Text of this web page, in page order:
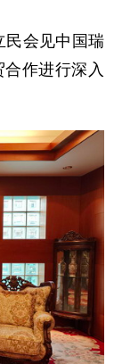
民会见中国瑞
作进行深入